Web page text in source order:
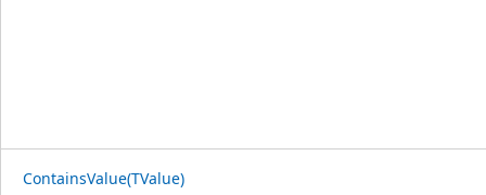
ContainsValue(TValue)